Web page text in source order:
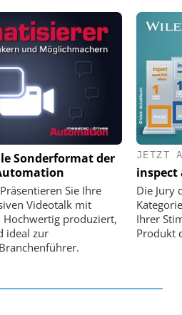
Sonderformat der
Sie Ihre
Videotalk mit
Hochwertig produziert,
ideal zur
JETZT
inspect
Die Jury
Ihrer
Produkt
(PI) SE &
CO. KG
Laserlinks für LEO-
Präzision mit
PI-Kippspiegeln!